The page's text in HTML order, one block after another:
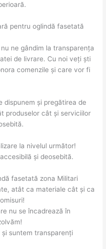
pentru oglindă fasetată
ne gândim la transparența
de livrare. Cu noi veți ști
comenzile și care vor fi
dispunem și pregătirea de
produselor cât și serviciilor
la nivelul următor!
și deosebită.
fasetată zona Militari
atât ca materiale cât și ca
nu se încadrează în
suntem transparenți